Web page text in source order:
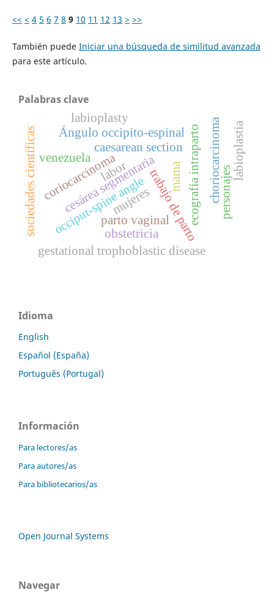
<< < 4 5 6 7 8 9 10 11 12 13 > >>
También puede Iniciar una búsqueda de similitud avanzada
para este artículo.
Palabras clave
trabajo de parto
ecografía intraparto
Ángulo occipito-espinal
parto vaginal
cesárea segmentaria
labor
occiput-spine angle
caesarean section
coriocarcinoma choriocarcinoma
gestational trophoblastic disease
venezuela
obstetricia
sociedades científicas personajes
labioplastia
labioplasty
mujeres
mama
Idioma
English
Español (España)
Português (Portugal)
Información
Para lectores/as
Para autores/as
Para bibliotecarios/as
Open Journal Systems
Navegar